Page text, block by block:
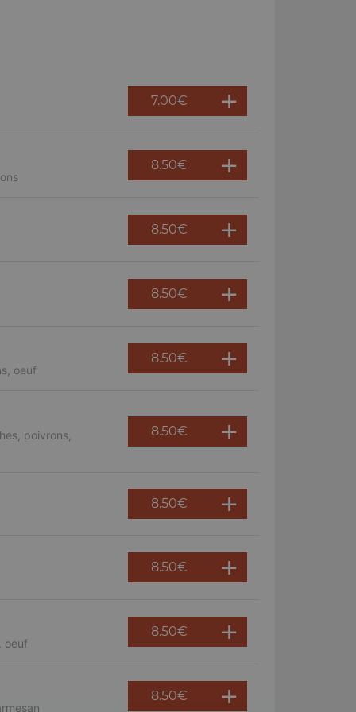
7.00€
8.50€
8.50€
8.50€
oeuf
8.50€
poivrons,
8.50€
8.50€
8.50€
oeuf
8.50€
8.50€